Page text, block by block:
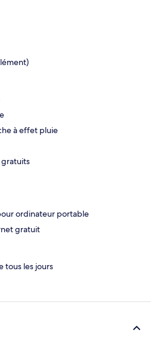
à effet pluie
ordinateur portable
gratuit
tous les jours